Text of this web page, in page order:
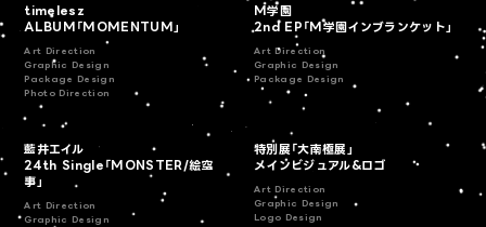
timelesz
ALBUM「MOMENTUM」
Art Direction
Graphic Design
Package Design
Photo Direction
M学園
2nd EP「M学園インブランケット」
Art Direction
Graphic Design
Package Design
藍井エイル
24th Single「MONSTER/絵空
事」
Art Direction
Graphic Design
特別展「大南極展」
メインビジュアル&ロゴ
Art Direction
Graphic Design
Logo Design